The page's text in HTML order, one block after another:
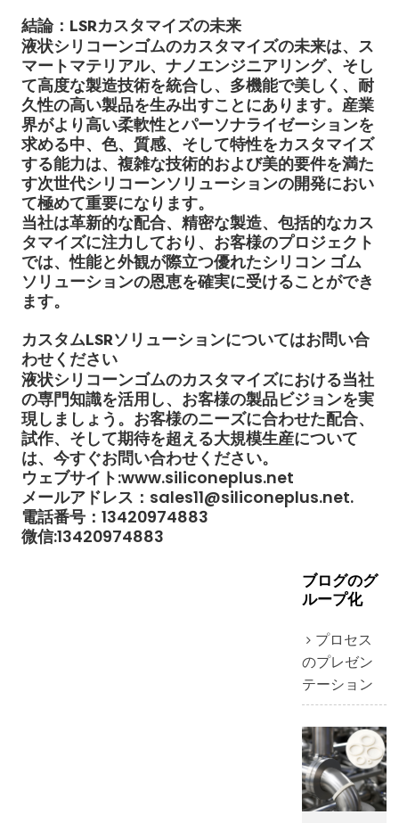
結論：LSRカスタマイズの未来
液状シリコーンゴムのカスタマイズの未来は、ス
マートマテリアル、ナノエンジニアリング、そし
て高度な製造技術を統合し、多機能で美しく、耐
久性の高い製品を生み出すことにあります。産業
界がより高い柔軟性とパーソナライゼーションを
求める中、色、質感、そして特性をカスタマイズ
する能力は、複雑な技術的および美的要件を満た
す次世代シリコーンソリューションの開発におい
て極めて重要になります。
当社は革新的な配合、精密な製造、包括的なカス
タマイズに注力しており、お客様のプロジェクト
では、性能と外観が際立つ優れたシリコン ゴム
ソリューションの恩恵を確実に受けることができ
ます。
カスタムLSRソリューションについてはお問い合
わせください
液状シリコーンゴムのカスタマイズにおける当社
の専門知識を活用し、お客様の製品ビジョンを実
現しましょう。お客様のニーズに合わせた配合、
試作、そして期待を超える大規模生産について
は、今すぐお問い合わせください。
ウェブサイト:www.siliconeplus.net
メールアドレス：sales11@siliconeplus.net.
電話番号：13420974883
微信:13420974883
ブログのグ
ループ化
プロセス
のプレゼン
テーション